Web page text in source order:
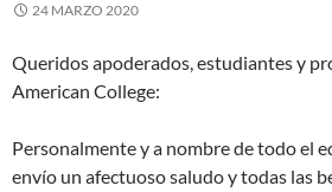
24 MARZO 2020
Queridos apoderados, estudiantes y
American College:
Personalmente y a nombre de todo el
envío un afectuoso saludo y todas las